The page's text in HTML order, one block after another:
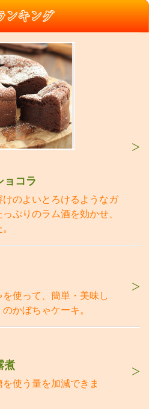
ョコラ
のよいとろけるようなガ
ぷりのラム酒を効かせ、
使って、簡単・美味し
かぼちゃケーキ。
煮
使う量を加減できま